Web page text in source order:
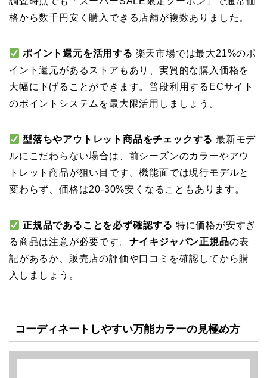
格から数千円安く購入できる店舗が複数ありました。
ポイント還元を活用する 楽天市場では最大21%のポ
イント還元があるストアもあり、実質的な購入価格を
大幅に下げることができます。普段利用するECサイト
のポイントシステムを最大限活用しましょう。
型落ちやアウトレット商品をチェックする 最新モデ
ルにこだわらない場合は、前シーズンのカラーやアウ
トレット商品が狙い目です。機能面では現行モデルと
変わらず、価格は20-30%安くなることもあります。
正規品であることを必ず確認する 特に価格が安すぎ
る商品は注意が必要です。 ナイキジャパン正規品の表
記があるか、販売店の評価や口コミを確認してから購
入しましょう。
コーディネートしやすい万能カラーの見極め方